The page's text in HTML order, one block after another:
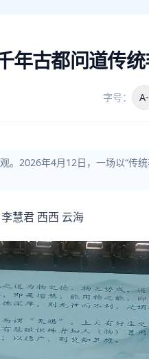
年古都问道传
字号： A-
。2026年4月12日，一场以“传
慧君 西西 云海